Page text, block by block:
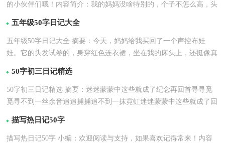
的小伙伴们哦！内容简介：我的妈妈没啥特别的，个子不怎么高，头
发卷卷的像个方便面一...【
五年级50字日记大全
五年级50字日记大全 摘要：今天，妈妈给我买回了一个声控布娃
娃。它的头发试卷的，身穿红色连衣裙，坐在我的床头上，还挺像真
的布娃娃... 如果觉得...【
50字初三日记精选
50字初三日记精选 摘要：迷迷蒙蒙中这些就成了纪念再回首寻寻觅
觅寻不到一丝余音追追捕捕追不到一抹霓虹迷迷蒙蒙中这些就成了回
忆在... 如...【
详情
描写热日记50字
描写热日记50字 小编：欢迎阅读与支持，如果喜欢记得常来！内容